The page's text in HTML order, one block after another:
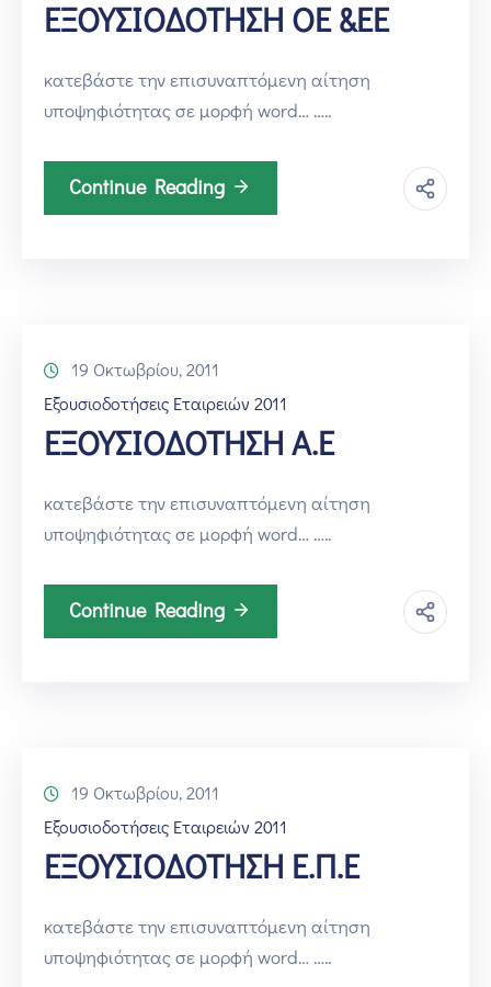
ΕΞΟΥΣΙΟΔΟΤΗΣΗ ΟΕ &ΕΕ
κατεβάστε την επισυναπτόμενη αίτηση
υποψηφιότητας σε μορφή word… …..
Continue Reading
19 Οκτωβρίου, 2011
Εξουσιοδοτήσεις Εταιρειών 2011
ΕΞΟΥΣΙΟΔΟΤΗΣΗ Α.Ε
κατεβάστε την επισυναπτόμενη αίτηση
υποψηφιότητας σε μορφή word… …..
Continue Reading
19 Οκτωβρίου, 2011
Εξουσιοδοτήσεις Εταιρειών 2011
ΕΞΟΥΣΙΟΔΟΤΗΣΗ Ε.Π.Ε
κατεβάστε την επισυναπτόμενη αίτηση
υποψηφιότητας σε μορφή word… …..